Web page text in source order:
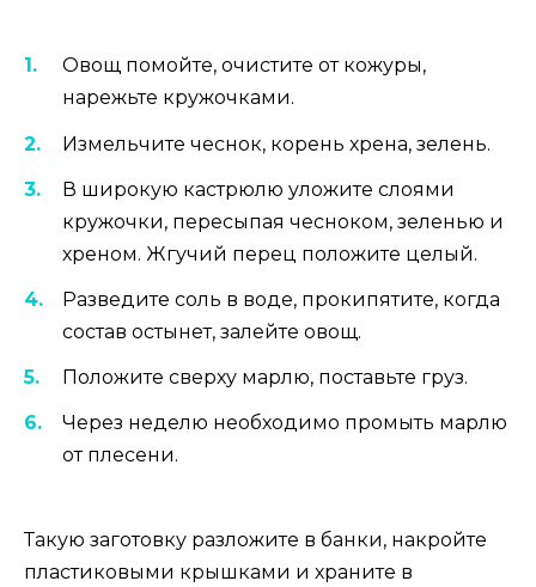
Овощ помойте, очистите от кожуры,
нарежьте кружочками.
Измельчите чеснок, корень хрена, зелень.
В широкую кастрюлю уложите слоями
кружочки, пересыпая чесноком, зеленью и
хреном. Жгучий перец положите целый.
Разведите соль в воде, прокипятите, когда
состав остынет, залейте овощ.
Положите сверху марлю, поставьте груз.
Через неделю необходимо промыть марлю
от плесени.
Такую заготовку разложите в банки, накройте
пластиковыми крышками и храните в